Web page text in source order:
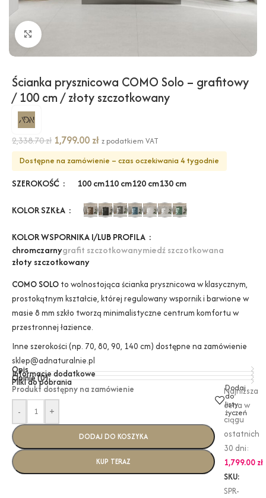
Kliknij, aby powiększyć
Ścianka prysznicowa COMO Solo – grafitowy
/ 100 cm / złoty szczotkowany
2,338.70zł 1,799.00 zł z podatkiem VAT
Dostępne na zamówienie – czas oczekiwania 4 tygodnie
SZEROKOŚĆ 100 cm110 cm120 cm130 cm
KOLOR SZKŁA
KOLOR WSPORNIKA I/LUB PROFILA
chromczarnygrafit szczotkowanymiedź szczotkowana
złoty szczotkowany
COMO SOLO to wolnostojąca ścianka prysznicowa w klasycznym,
prostokątnym kształcie, której regulowany wspornik i barwione w
masie 8 mm szkło tworzą minimalistyczne centrum komfortu w
przestronnej łazience.
Inne szerokości (np. 70, 80, 90, 140 cm) dostępne na zamówienie
sklep@adnaturalnie.pl
Opis
Informacje dodatkowe
Opinie (0)
Pliki do pobrania
Produkt dostępny na zamówienie
-
+
DODAJ DO KOSZYKA
KUP TERAZ
Dodaj
do
listy
życzeń
Najniższa
cena w
ciągu
ostatnich
30 dni:
1,799.00 zł
SKU:
SPR-